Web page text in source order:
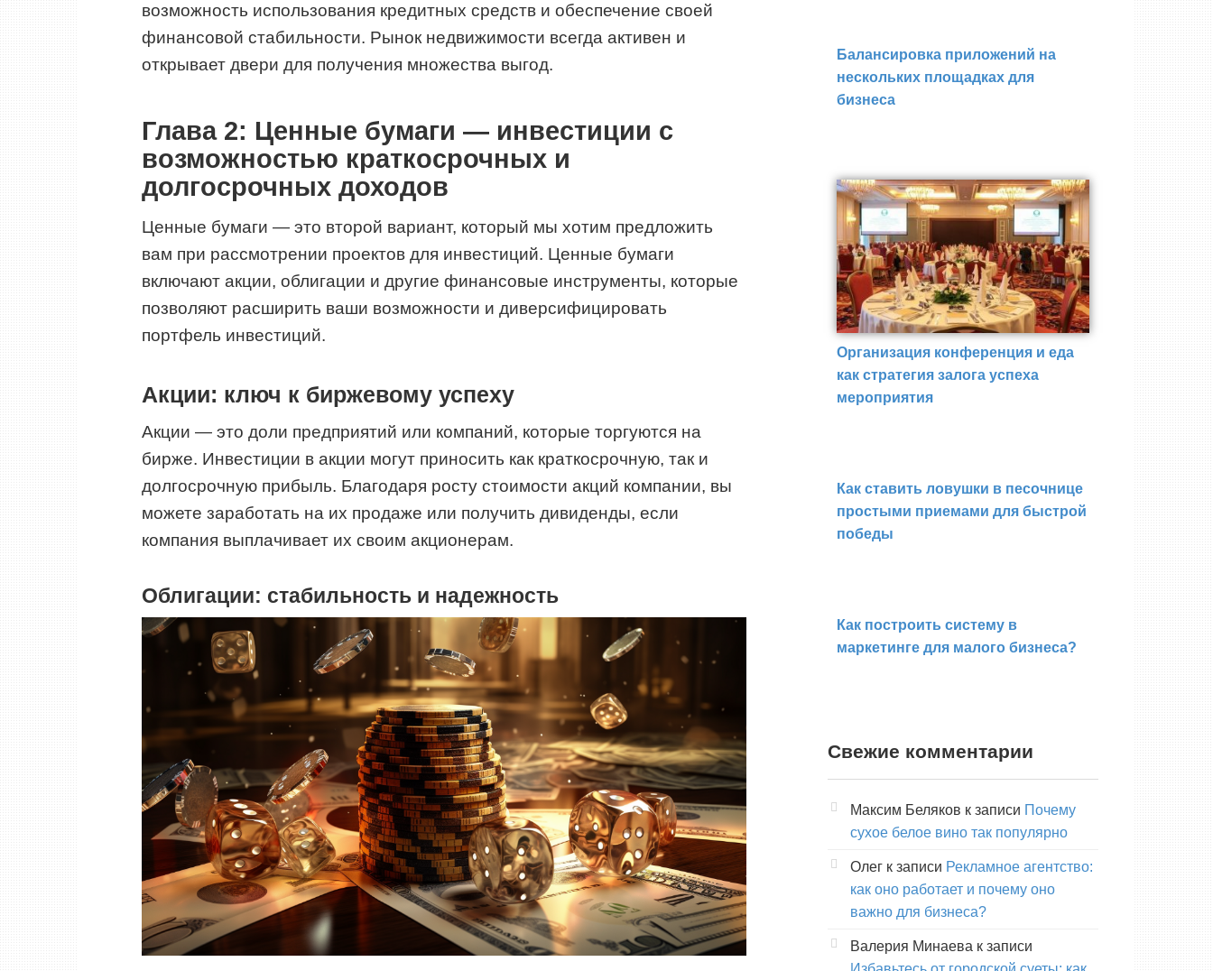
возможность использования кредитных средств и обеспечение своей
финансовой стабильности. Рынок недвижимости всегда активен и
открывает двери для получения множества выгод.
Глава 2: Ценные бумаги — инвестиции с
возможностью краткосрочных и
долгосрочных доходов
Ценные бумаги — это второй вариант, который мы хотим предложить
вам при рассмотрении проектов для инвестиций. Ценные бумаги
включают акции, облигации и другие финансовые инструменты, которые
позволяют расширить ваши возможности и диверсифицировать
портфель инвестиций.
Акции: ключ к биржевому успеху
Акции — это доли предприятий или компаний, которые торгуются на
бирже. Инвестиции в акции могут приносить как краткосрочную, так и
долгосрочную прибыль. Благодаря росту стоимости акций компании, вы
можете заработать на их продаже или получить дивиденды, если
компания выплачивает их своим акционерам.
Облигации: стабильность и надежность
Балансировка приложений на
нескольких площадках для
бизнеса
Организация конференция и еда
как стратегия залога успеха
мероприятия
Как ставить ловушки в песочнице
простыми приемами для быстрой
победы
Как построить систему в
маркетинге для малого бизнеса?
Свежие комментарии
Максим Беляков к записи Почему
сухое белое вино так популярно
Олег к записи Рекламное агентство:
как оно работает и почему оно
важно для бизнеса?
Валерия Минаева к записи